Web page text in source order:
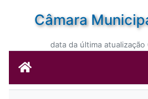
Câmara
data da última